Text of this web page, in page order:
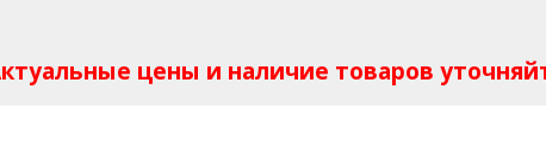
цены и наличие товаров